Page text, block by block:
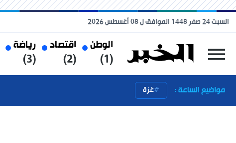
الوطن
(1)
اقتصاد
(2)
رياضة
(3)
السبت 24 صفر 1448 الموافق ل 08 أغسطس 2026
مواضيع الساعة : غزة